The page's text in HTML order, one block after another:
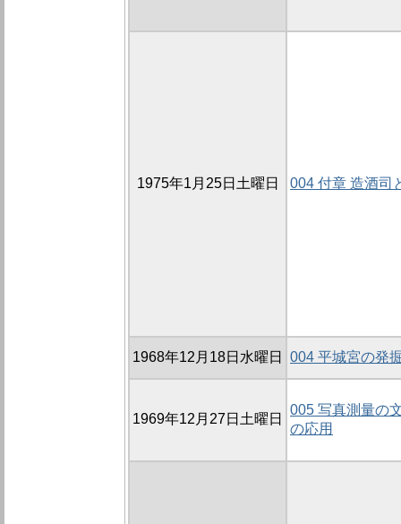
1975年1月25日土曜日 004 付章 造酒司
1968年12月18日水曜日 004 平城宮の発
1969年12月27日土曜日
005 写真測量の
の応用